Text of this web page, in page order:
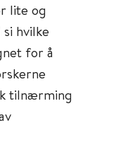
lite og
hvilke
for å
tilnærming